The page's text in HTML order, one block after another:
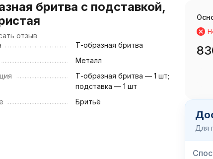
бритва с подставкой,
отзыв
Т-образная бритва
Металл
Т-образная бритва — 1 шт;
подставка — 1 шт
Бритьё
Для